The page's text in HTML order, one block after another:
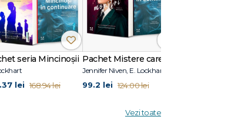
seria Mincinoșii
lei 168.94 lei
Jennifer Niven, E. Lockhart
99.2 lei 124.00 lei
Vezi toate